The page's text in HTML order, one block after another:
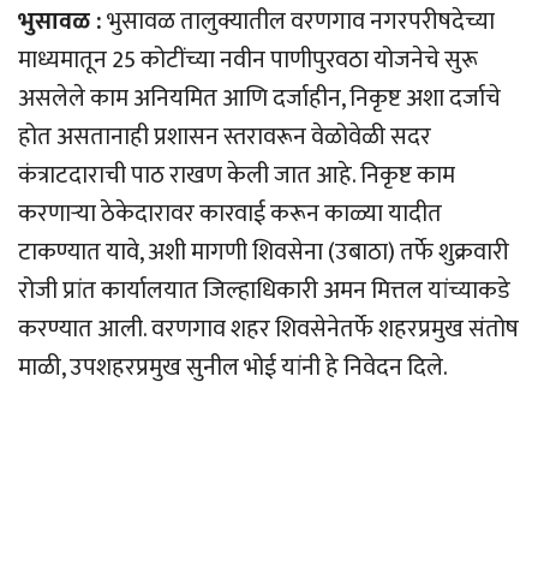
भुसावळ :भुसावळ तालुक्यातील वरणगाव नगरपरीषदेच्या
माध्यमातून 25 कोटींच्या नवीन पाणीपुरवठा योजनेचे सुरू
असलेले काम अनियमित आणि दर्जाहीन, निकृष्ट अशा दर्जाचे
होत असतानाही प्रशासन स्तरावरून वेळोवेळी सदर
कंत्राटदाराची पाठ राखण केली जात आहे. निकृष्ट काम
करणार्‍या ठेकेदारावर कारवाई करून काळ्या यादीत
टाकण्यात यावे, अशी मागणी शिवसेना (उबाठा) तर्फे शुक्रवारी
रोजी प्रांत कार्यालयात जिल्हाधिकारी अमन मित्तल यांच्याकडे
करण्यात आली. वरणगाव शहर शिवसेनेतर्फे शहरप्रमुख संतोष
माळी, उपशहरप्रमुख सुनील भोई यांनी हे निवेदन दिले.